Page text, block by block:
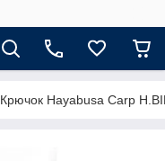
Крючок Hayabusa Carp